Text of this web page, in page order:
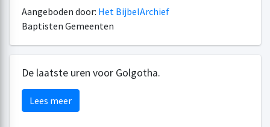
Aangeboden door: Het BijbelArchief
Baptisten Gemeenten
De laatste uren voor Golgotha.
Lees meer